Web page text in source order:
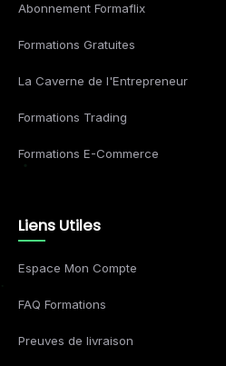
Abonnement Formaflix
Formations Gratuites
La Caverne de l'Entrepreneur
Formations Trading
Formations E-Commerce
Liens Utiles
Espace Mon Compte
FAQ Formations
Preuves de livraison